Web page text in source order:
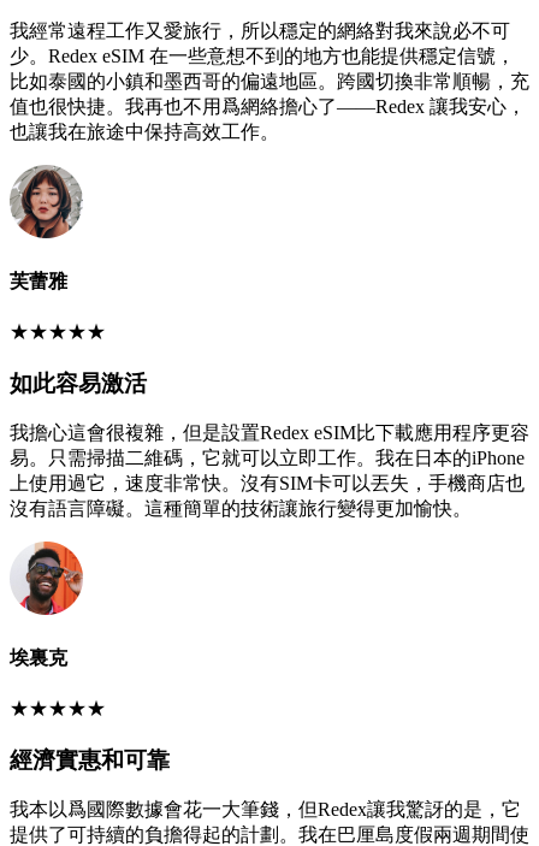
我經常遠程工作又愛旅行，所以穩定的網絡對我來說必不可
少。Redex eSIM 在一些意想不到的地方也能提供穩定信號，
比如泰國的小鎮和墨西哥的偏遠地區。跨國切換非常順暢，充
值也很快捷。我再也不用爲網絡擔心了——Redex 讓我安心，
也讓我在旅途中保持高效工作。
芙蕾雅
★★★★★
如此容易激活
我擔心這會很複雜，但是設置Redex eSIM比下載應用程序更容
易。只需掃描二維碼，它就可以立即工作。我在日本的iPhone
上使用過它，速度非常快。沒有SIM卡可以丟失，手機商店也
沒有語言障礙。這種簡單的技術讓旅行變得更加愉快。
埃裏克
★★★★★
經濟實惠和可靠
我本以爲國際數據會花一大筆錢，但Redex讓我驚訝的是，它
提供了可持續的負擔得起的計劃。我在巴厘島度假兩週期間使